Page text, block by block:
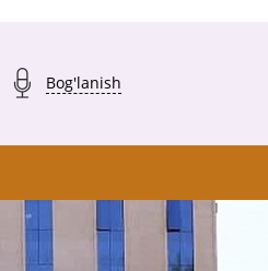
Bog'lanish